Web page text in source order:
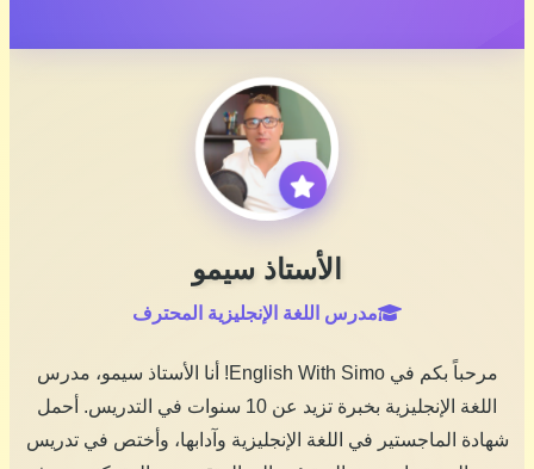
الأستاذ سيمو
مدرس اللغة الإنجليزية المحترف
مرحباً بكم في English With Simo! أنا الأستاذ سيمو، مدرس
اللغة الإنجليزية بخبرة تزيد عن 10 سنوات في التدريس. أحمل
شهادة الماجستير في اللغة الإنجليزية وآدابها، وأختص في تدريس